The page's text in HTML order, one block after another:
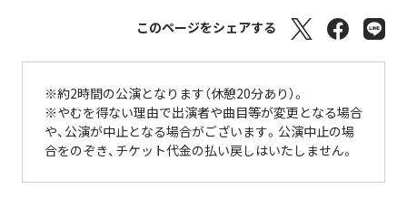
このページをシェアする
※約2時間の公演となります（休憩20分あり）。
※やむを得ない理由で出演者や曲目等が変更となる場合
や、公演が中止となる場合がございます。公演中止の場
合をのぞき、チケット代金の払い戻しはいたしません。